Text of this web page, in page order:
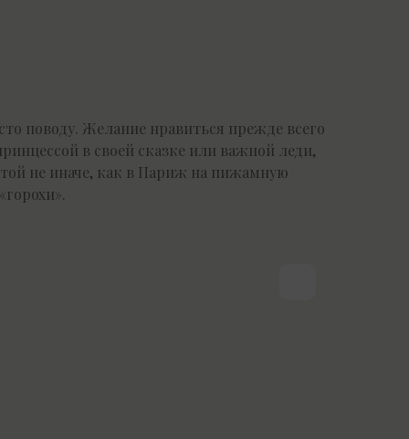
поводу. Желание нравиться прежде всего
в своей сказке или важной леди,
не иначе, как в Париж на пижамную